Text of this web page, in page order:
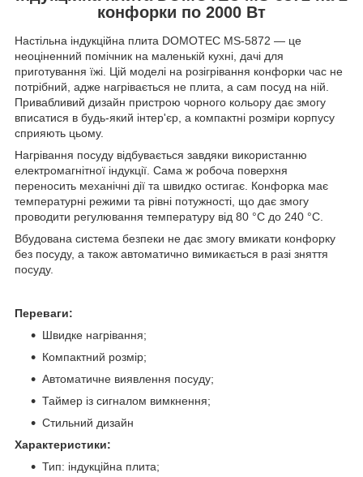
конфорки по 2000 Вт
Настільна індукційна плита DOMOTEC MS-5872 — це
неоціненний помічник на маленькій кухні, дачі для
приготування їжі. Цій моделі на розігрівання конфорки час не
потрібний, адже нагрівається не плита, а сам посуд на ній.
Привабливий дизайн пристрою чорного кольору дає змогу
вписатися в будь-який інтер'єр, а компактні розміри корпусу
сприяють цьому.
Нагрівання посуду відбувається завдяки використанню
електромагнітної індукції. Сама ж робоча поверхня
переносить механічні дії та швидко остигає. Конфорка має
температурні режими та рівні потужності, що дає змогу
проводити регулювання температуру від 80 °C до 240 °C.
Вбудована система безпеки не дає змогу вмикати конфорку
без посуду, а також автоматично вимикається в разі зняття
посуду.
Переваги:
Швидке нагрівання;
Компактний розмір;
Автоматичне виявлення посуду;
Таймер із сигналом вимкнення;
Стильний дизайн
Характеристики:
Тип: індукційна плита;